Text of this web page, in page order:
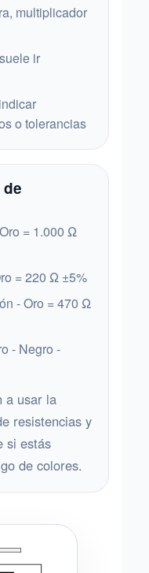
multiplicador
ir
o tolerancias
= 1.000 Ω
= 220 Ω ±5%
- Oro = 470 Ω
- Negro -
a usar la
resistencias y
si estás
de colores.